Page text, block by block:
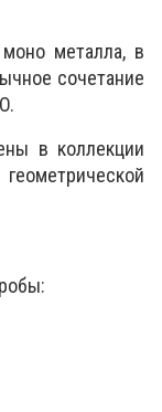
металла, в
сочетание
в коллекции